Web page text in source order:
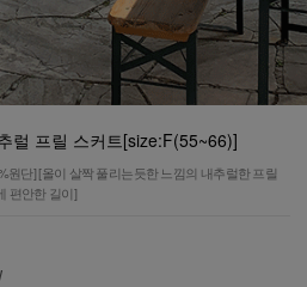
럴 프릴 스커트[size:F(55~66)]
원단] [올이 살짝 풀리는듯한 느낌의 내추럴한 프릴
편안한 길이]